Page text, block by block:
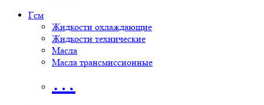
Гсм
Жидкости охлаждающие
Жидкости технические
Масла
Масла трансмиссионные
…